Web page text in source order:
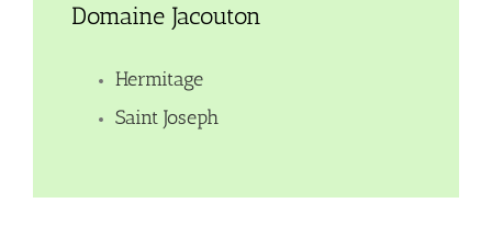
Domaine Jacouton
Hermitage
Saint Joseph